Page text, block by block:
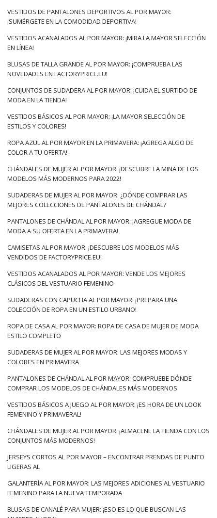
VESTIDOS DE PANTALONES DEPORTIVOS AL POR MAYOR:
¡SUMÉRGETE EN LA COMODIDAD DEPORTIVA!
VESTIDOS ACANALADOS AL POR MAYOR: ¡MIRA LA MAYOR SELECCIÓN
EN LÍNEA!
BLUSAS DE TALLA GRANDE AL POR MAYOR: ¡COMPRUEBA LAS
NOVEDADES EN FACTORYPRICE.EU!
CONJUNTOS DE SUDADERA AL POR MAYOR: ¡CUIDA EL SURTIDO DE
MODA EN LA TIENDA!
VESTIDOS BÁSICOS AL POR MAYOR: ¡LA MAYOR SELECCIÓN DE
ESTILOS Y COLORES!
ROPA AZUL AL POR MAYOR EN LA PRIMAVERA: ¡AGREGA ALGO DE
COLOR A TU OFERTA!
CHÁNDALES DE MUJER AL POR MAYOR: ¡DESCUBRE LA MINA DE LOS
MODELOS MÁS MODERNOS PARA 2022!
SUDADERAS DE MUJER AL POR MAYOR: ¿DÓNDE COMPRAR LAS
MEJORES COLECCIONES DE PANTALONES DE CHÁNDAL?
PANTALONES DE CHÁNDAL AL POR MAYOR: ¡AGREGUE MODA DE
MODA A SU OFERTA EN LA PRIMAVERA!
CAMISETAS AL POR MAYOR: ¡DESCUBRE LOS MODELOS MÁS
VENDIDOS DE FACTORYPRICE.EU!
VESTIDOS ACANALADOS AL POR MAYOR: VENDE LOS MEJORES
CLÁSICOS DEL VESTUARIO FEMENINO
SUDADERAS CON CAPUCHA AL POR MAYOR: ¡PREPARA UNA
COLECCIÓN DE ROPA EN UN ESTILO URBANO!
ROPA DE CASA AL POR MAYOR: ROPA DE CASA DE MUJER DE MODA
ESTILO COMPLETO
SUDADERAS DE MUJER AL POR MAYOR: LAS MEJORES MODAS Y
COLORES EN PRIMAVERA
PANTALONES DE CHÁNDAL AL POR MAYOR: COMPRUEBE DÓNDE
COMPRAR LOS MODELOS DE CHÁNDALES MÁS MODERNOS
VESTIDOS BÁSICOS A JUEGO AL POR MAYOR: ¡ES HORA DE UN LOOK
FEMENINO Y PRIMAVERAL!
CHÁNDALES DE MUJER AL POR MAYOR: ¡ALMACENE LA TIENDA CON LOS
CONJUNTOS MÁS MODERNOS!
JERSEYS CORTOS AL POR MAYOR – ENCONTRAR PRENDAS DE PUNTO
LIGERAS AL
GALANTERÍA AL POR MAYOR: LAS MEJORES ADICIONES AL VESTUARIO
FEMENINO PARA LA NUEVA TEMPORADA
BLUSAS DE CANALÉ PARA MUJER: ¡ESO ES LO QUE BUSCAN LAS